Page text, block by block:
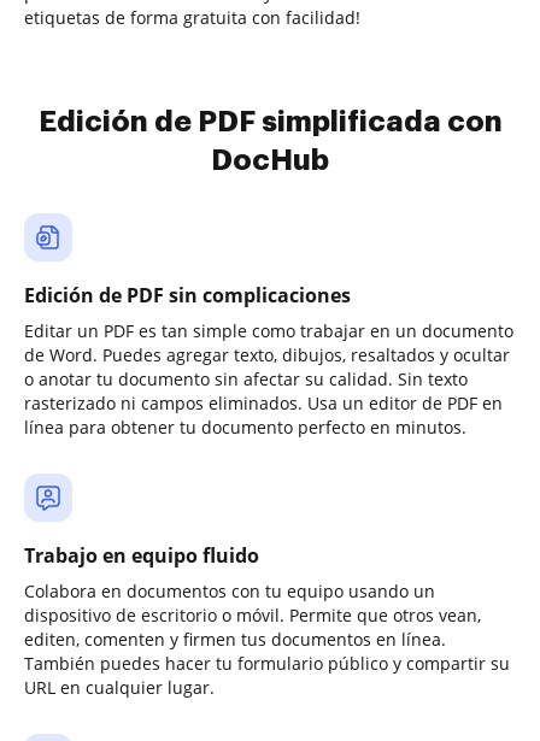
etiquetas de forma gratuita con facilidad!
Edición de PDF simplificada con
DocHub
Edición de PDF sin complicaciones
Editar un PDF es tan simple como trabajar en un documento
de Word. Puedes agregar texto, dibujos, resaltados y ocultar
o anotar tu documento sin afectar su calidad. Sin texto
rasterizado ni campos eliminados. Usa un editor de PDF en
línea para obtener tu documento perfecto en minutos.
Trabajo en equipo fluido
Colabora en documentos con tu equipo usando un
dispositivo de escritorio o móvil. Permite que otros vean,
editen, comenten y firmen tus documentos en línea.
También puedes hacer tu formulario público y compartir su
URL en cualquier lugar.